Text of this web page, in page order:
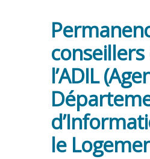
conseillers
l’ADIL
le